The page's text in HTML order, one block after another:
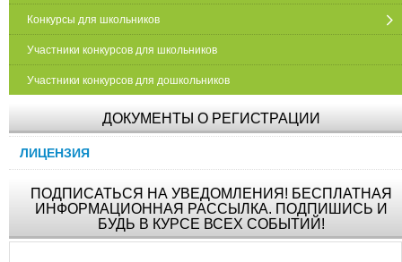
Конкурсы для школьников
Участники конкурсов для школьников
Участники конкурсов для дошкольников
ДОКУМЕНТЫ О РЕГИСТРАЦИИ
ЛИЦЕНЗИЯ
ПОДПИСАТЬСЯ НА УВЕДОМЛЕНИЯ! БЕСПЛАТНАЯ
ИНФОРМАЦИОННАЯ РАССЫЛКА. ПОДПИШИСЬ И
БУДЬ В КУРСЕ ВСЕХ СОБЫТИЙ!